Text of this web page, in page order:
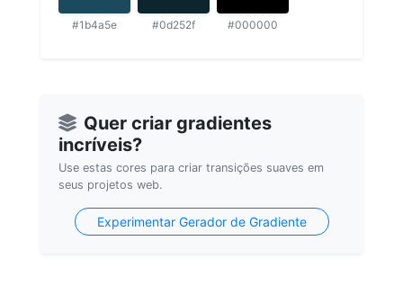
#1b4a5e #0d252f #000000
Quer criar gradientes
incríveis?
Use estas cores para criar transições suaves em
seus projetos web.
Experimentar Gerador de Gradiente